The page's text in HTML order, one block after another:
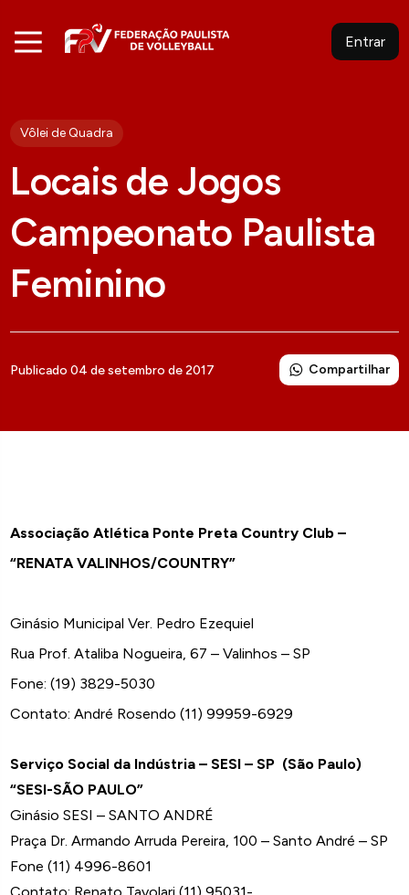
Entrar
Vôlei de Quadra
Locais de Jogos
Campeonato Paulista
Feminino
Publicado 04 de setembro de 2017 Compartilhar
Associação Atlética Ponte Preta Country Club –
“RENATA VALINHOS/COUNTRY”
Ginásio Municipal Ver. Pedro Ezequiel
Rua Prof. Ataliba Nogueira, 67 – Valinhos – SP
Fone: (19) 3829-5030
Contato: André Rosendo (11) 99959-6929
Serviço Social da Indústria – SESI – SP (São Paulo)
“SESI-SÃO PAULO”
Ginásio SESI – SANTO ANDRÉ
Praça Dr. Armando Arruda Pereira, 100 – Santo André – SP
Fone (11) 4996-8601